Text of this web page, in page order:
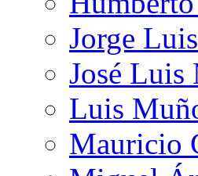
Jorge
José Luis
Luis
Mauricio